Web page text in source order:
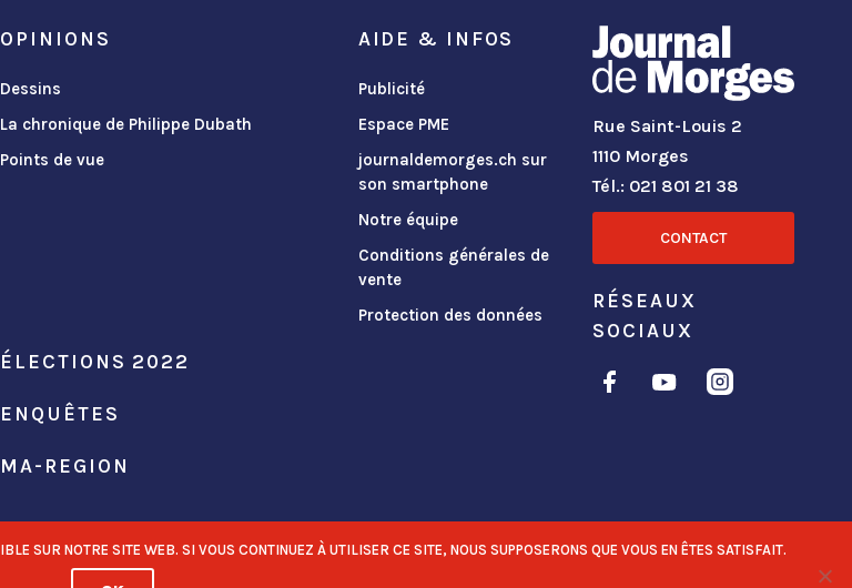
OPINIONS
Dessins
La chronique de Philippe Dubath
Points de vue
ÉLECTIONS 2022
ENQUÊTES
MA-REGION
AIDE & INFOS
Publicité
Espace PME
journaldemorges.ch sur
son smartphone
Notre équipe
Conditions générales de
vente
Protection des données
Rue Saint-Louis 2
1110 Morges
Tél.: 021 801 21 38
CONTACT
RÉSEAUX
SOCIAUX
SUR NOTRE SITE WEB. SI VOUS CONTINUEZ À UTILISER CE SITE, NOUS SUPPOSERONS QUE VOUS EN ÊTES SATISFAIT.